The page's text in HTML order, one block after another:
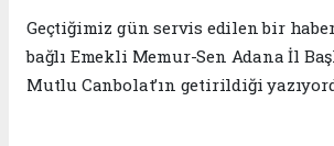
Geçtiğimiz gün servis edilen bir
bağlı Emekli Memur-Sen Adana İl
Mutlu Canbolat’ın getirildiği